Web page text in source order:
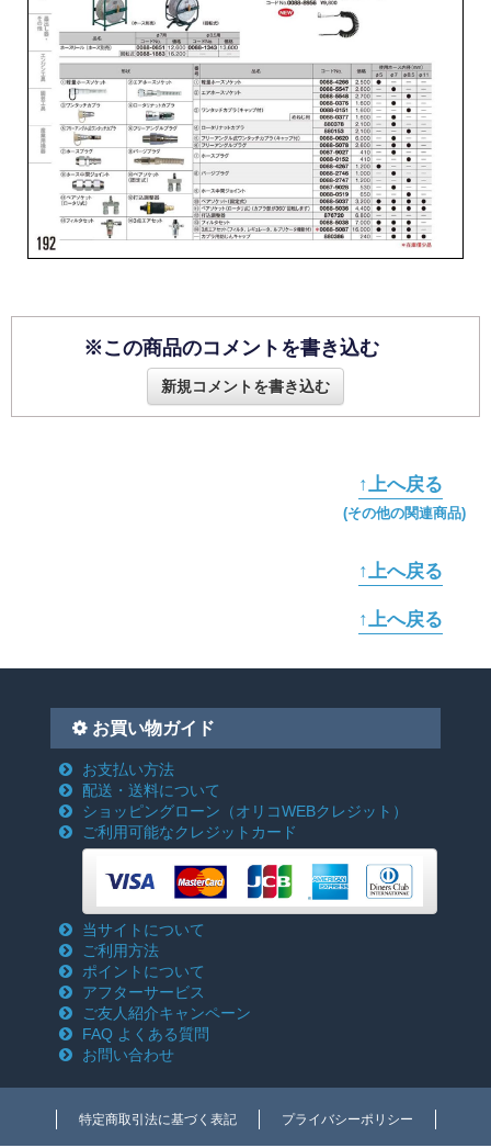
※この商品のコメントを書き込む
新規コメントを書き込む
↑上へ戻る
(その他の関連商品)
↑上へ戻る
↑上へ戻る
お買い物ガイド
お支払い方法
配送・送料について
ショッピングローン （オリコWEBクレジット）
ご利用可能なクレジットカード
当サイトについて
ご利用方法
ポイントについて
アフターサービス
ご友人紹介キャンペーン
FAQ よくある質問
お問い合わせ
特定商取引法に基づく表記 プライバシーポリシー